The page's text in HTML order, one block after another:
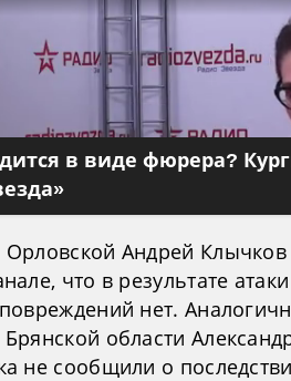
в виде фюрера?
Орловской Андрей
что в результате
нет.
Брянской области
не сообщили о